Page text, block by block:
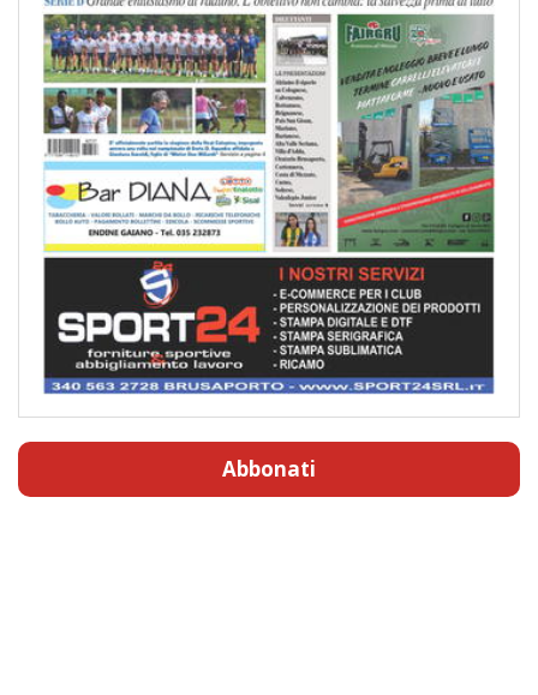
Abbonati